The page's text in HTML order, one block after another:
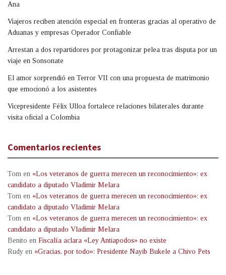
Ana
Viajeros reciben atención especial en fronteras gracias al operativo de
Aduanas y empresas Operador Confiable
Arrestan a dos repartidores por protagonizar pelea tras disputa por un
viaje en Sonsonate
El amor sorprendió en Terror VII con una propuesta de matrimonio
que emocionó a los asistentes
Vicepresidente Félix Ulloa fortalece relaciones bilaterales durante
visita oficial a Colombia
Comentarios recientes
Tom en «Los veteranos de guerra merecen un reconocimiento»: ex
candidato a diputado Vladimir Melara
Tom en «Los veteranos de guerra merecen un reconocimiento»: ex
candidato a diputado Vladimir Melara
Tom en «Los veteranos de guerra merecen un reconocimiento»: ex
candidato a diputado Vladimir Melara
Benito en Fiscalía aclara «Ley Antiapodos» no existe
Rudy en «Gracias, por todo»: Presidente Nayib Bukele a Chivo Pets